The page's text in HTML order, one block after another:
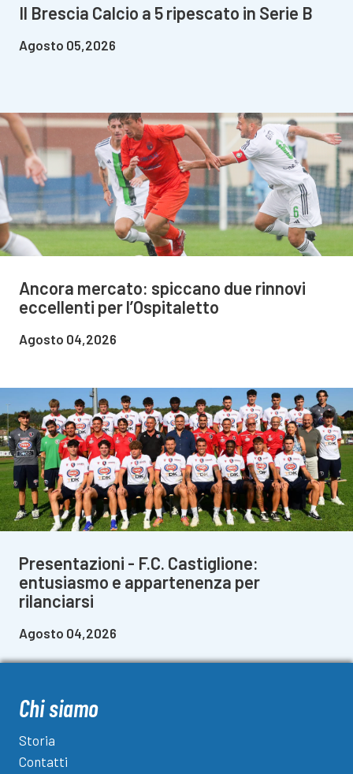
Il Brescia Calcio a 5 ripescato in Serie B
Agosto 05,2026
Ancora mercato: spiccano due rinnovi
eccellenti per l’Ospitaletto
Agosto 04,2026
Presentazioni - F.C. Castiglione:
entusiasmo e appartenenza per
rilanciarsi
Agosto 04,2026
Chi siamo
Storia
Contatti